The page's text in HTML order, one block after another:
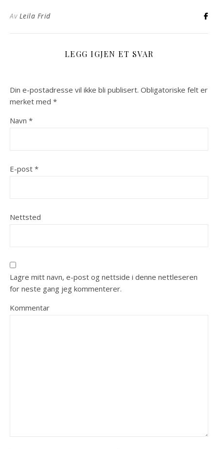
Av Leila Frid
LEGG IGJEN ET SVAR
Din e-postadresse vil ikke bli publisert. Obligatoriske felt er
merket med *
Navn *
E-post *
Nettsted
Lagre mitt navn, e-post og nettside i denne nettleseren
for neste gang jeg kommenterer.
Kommentar